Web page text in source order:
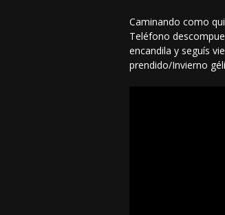
Caminando como
Teléfono
encandila y seguís
prendido/Invierno